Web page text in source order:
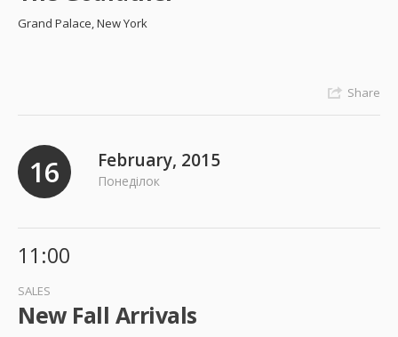
Grand Palace, New York
Share
16 February, 2015
Понеділок
11:00
SALES
New Fall Arrivals